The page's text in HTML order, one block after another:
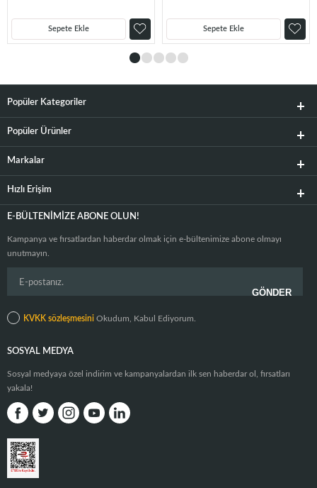
Sepete Ekle Sepete Ekle
Popüler Kategoriler
Popüler Ürünler
Markalar
Hızlı Erişim
E-BÜLTENIMIZE ABONE OLUN!
Kampanya ve fırsatlardan haberdar olmak için e-bültenimize abone olmayı
unutmayın.
KVKK sözleşmesini Okudum, Kabul Ediyorum.
SOSYAL MEDYA
Sosyal medyaya özel indirim ve kampanyalardan ilk sen haberdar ol, fırsatları
yakala!